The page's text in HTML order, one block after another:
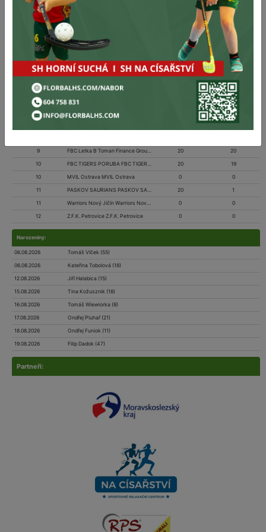
4 0
4
5 TJ Sokol Šenov TJ Sokol Šenov 33
5
6 20 28
6 FBC ZŠ Uničov FBC ZŠ Uničov 0 0
7 FbK Horní Suchá FbK Horní Suchá 0
7 Saros Olomouc Saros Olomouc 26
8 25
0
9 20 20
10 20 19
10 MVIL Ostrava MVIL Ostrava 0 0
11 20 1
11 0 0
12 Z.F.K. Petrovice Z.F.K. Petrovice 0 0
Narozeniny:
06.08.2026 Tomáš Vlček (55)
06.08.2026 Kateřina Tobolová (18)
12.08.2026 Jiří Halabica (15)
15.08.2026 Tina Kožusznik (18)
16.08.2026 Tomáš Wiewiorka (8)
17.08.2026 Ondřej Pluhař (21)
18.08.2026 Ondřej Funiok (11)
19.08.2026 Filip Dadok (47)
Partneří: